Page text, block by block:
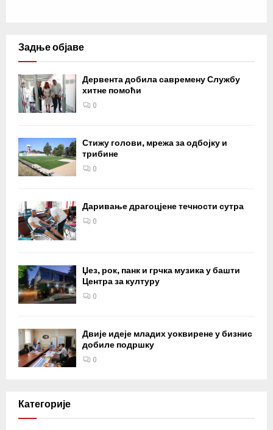
Задње објаве
Дервента добила савремену Службу
хитне помоћи
0
Стижу голови, мрежа за одбојку и
трибине
0
Даривање драгоцјене течности сутра
0
Џез, рок, панк и грчка музика у башти
Центра за културу
0
Двије идеје младих уоквирене у бизнис
добиле подршку
0
Категорије